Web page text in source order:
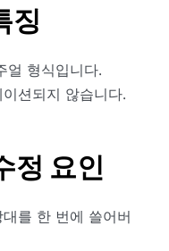
징
얼 형식입니다.
션되지 않습니다.
정 요인
를 한 번에 쓸어버